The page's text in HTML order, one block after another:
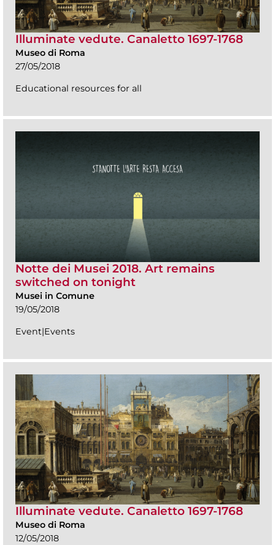
Illuminate vedute. Canaletto 1697-1768
Museo di Roma
27/05/2018
Educational resources for all
Notte dei Musei 2018. Art remains
switched on tonight
Musei in Comune
19/05/2018
Event|Events
Illuminate vedute. Canaletto 1697-1768
Museo di Roma
12/05/2018